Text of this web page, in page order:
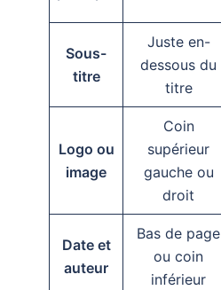
Sous-
titre
Juste en-
dessous du
titre
Logo ou
image
Coin
supérieur
gauche ou
droit
Date et
auteur
Bas de page
ou coin
inférieur